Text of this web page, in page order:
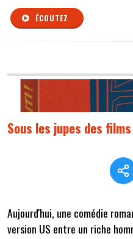
ÉCOUTEZ
Sous les jupes des
Aujourd'hui, une comédie
version US entre un riche